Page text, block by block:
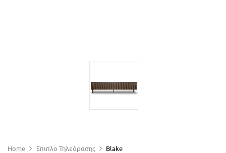
Home Έπιπλο Τηλεόρασης Blake